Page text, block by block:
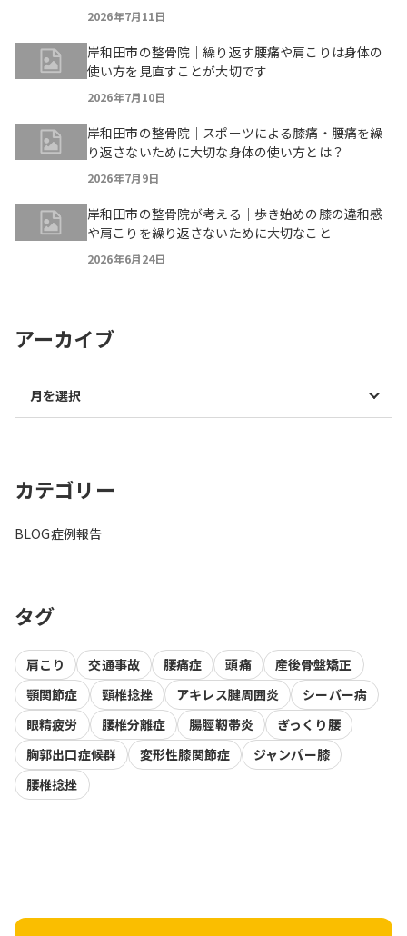
2026年7月11日
岸和田市の整骨院｜繰り返す腰痛や肩こりは身体の
使い方を見直すことが大切です
2026年7月10日
岸和田市の整骨院｜スポーツによる膝痛・腰痛を繰
り返さないために大切な身体の使い方とは？
2026年7月9日
岸和田市の整骨院が考える｜歩き始めの膝の違和感
や肩こりを繰り返さないために大切なこと
2026年6月24日
アーカイブ
カテゴリー
BLOG症例報告
タグ
肩こり 交通事故 腰痛症 頭痛
産後骨盤矯正
顎関節症
頸椎捻挫 アキレス腱周囲炎
シーバー病
眼精疲労
腰椎分離症 腸脛靭帯炎
ぎっくり腰
胸郭出口症候群
変形性膝関節症
ジャンパー膝
腰椎捻挫